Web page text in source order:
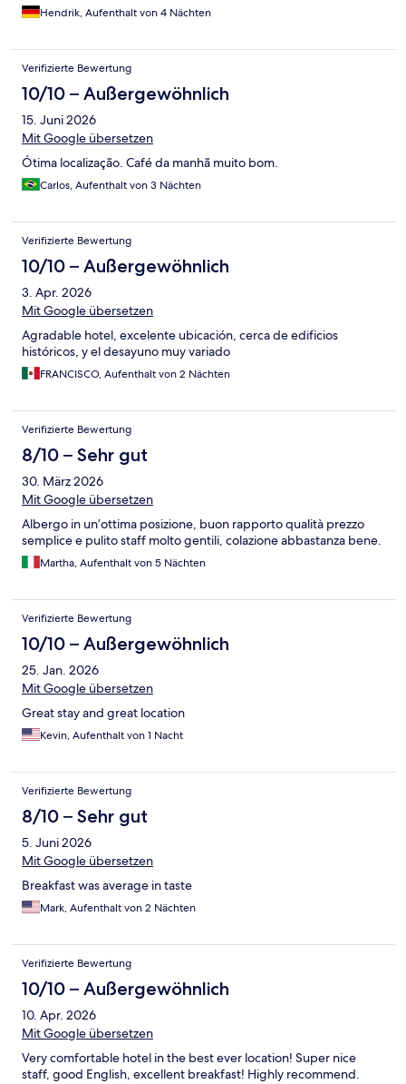
Hendrik, Aufenthalt von 4 Nächten
Verifizierte Bewertung
10/10 – Außergewöhnlich
15. Juni 2026
Mit Google übersetzen
Ótima localização. Café da manhã muito bom.
Carlos, Aufenthalt von 3 Nächten
Verifizierte Bewertung
10/10 – Außergewöhnlich
3. Apr. 2026
Mit Google übersetzen
Agradable hotel, excelente ubicación, cerca de edificios
históricos, y el desayuno muy variado
FRANCISCO, Aufenthalt von 2 Nächten
Verifizierte Bewertung
8/10 – Sehr gut
30. März 2026
Mit Google übersetzen
Albergo in un’ottima posizione, buon rapporto qualità prezzo
semplice e pulito staff molto gentili, colazione abbastanza bene.
Martha, Aufenthalt von 5 Nächten
Verifizierte Bewertung
10/10 – Außergewöhnlich
25. Jan. 2026
Mit Google übersetzen
Great stay and great location
Kevin, Aufenthalt von 1 Nacht
Verifizierte Bewertung
8/10 – Sehr gut
5. Juni 2026
Mit Google übersetzen
Breakfast was average in taste
Mark, Aufenthalt von 2 Nächten
Verifizierte Bewertung
10/10 – Außergewöhnlich
10. Apr. 2026
Mit Google übersetzen
Very comfortable hotel in the best ever location! Super nice
staff, good English, excellent breakfast! Highly recommend.